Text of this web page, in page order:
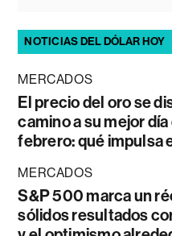
NOTICIAS DEL DÓLAR HOY
MERCADOS
El precio del oro se
camino a su mejor
febrero: qué impulsa
MERCADOS
S&P 500 marca un
sólidos resultados